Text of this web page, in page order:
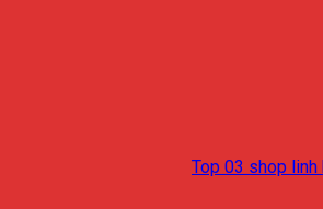
Top 03 shop linh